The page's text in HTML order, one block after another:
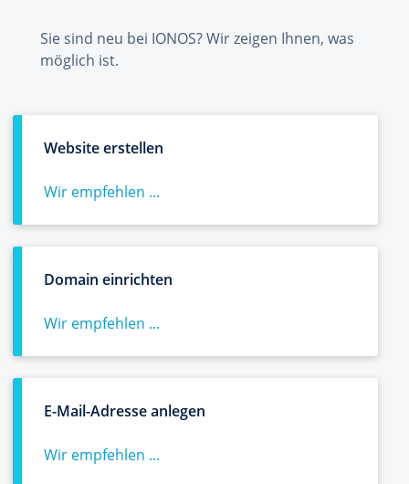
Sie sind neu bei IONOS? Wir zeigen Ihnen, was
möglich ist.
Website erstellen
Wir empfehlen ...
Domain einrichten
Wir empfehlen ...
E-Mail-Adresse anlegen
Wir empfehlen ...